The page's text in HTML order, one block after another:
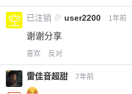
已注销 @ user2200 1年前
谢谢分享
喜欢 反对
雷佳音超甜 7年前